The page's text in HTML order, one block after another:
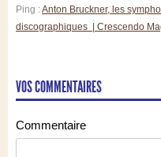
Ping :Anton Bruckner, les
discographiques | Crescendo
VOS COMMENTAIRES
Commentaire